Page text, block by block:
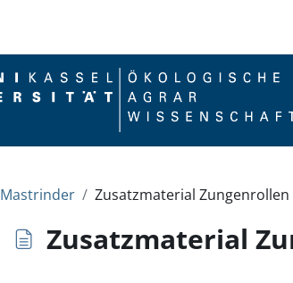
Mastrinder Zusatzmaterial Zungenrollen
Zusatzmaterial